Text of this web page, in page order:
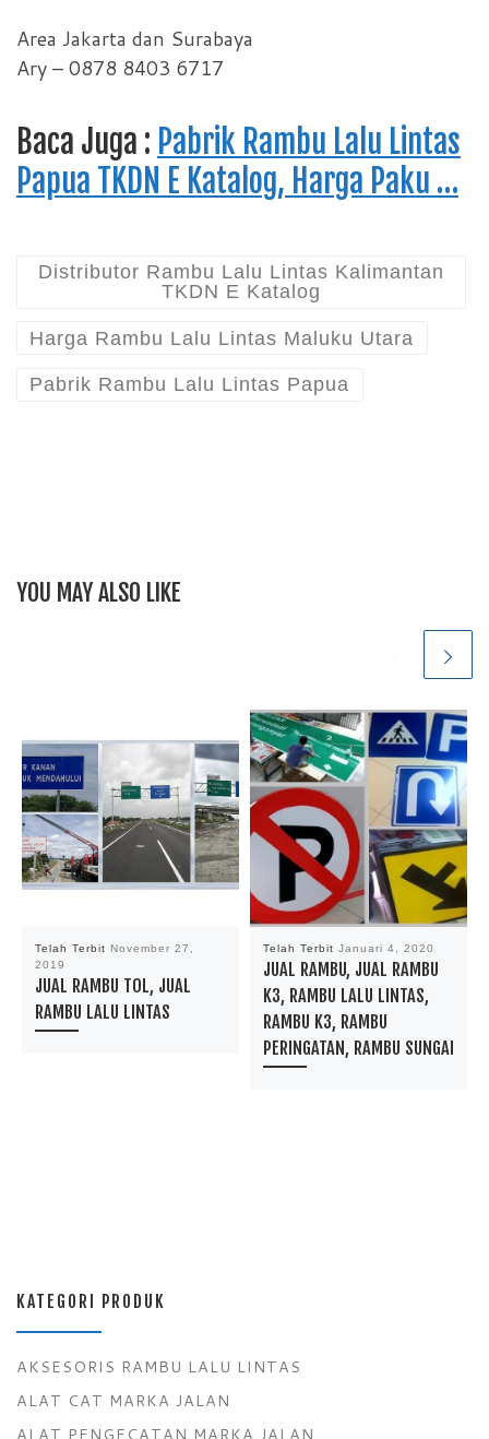
Area Jakarta dan Surabaya
Ary – 0878 8403 6717
Baca Juga : Pabrik Rambu Lalu Lintas
Papua TKDN E Katalog, Harga Paku …
Distributor Rambu Lalu Lintas Kalimantan
TKDN E Katalog
Harga Rambu Lalu Lintas Maluku Utara
Pabrik Rambu Lalu Lintas Papua
YOU MAY ALSO LIKE
Telah Terbit November 27,
2019
JUAL RAMBU TOL, JUAL
RAMBU LALU LINTAS
Telah Terbit Januari 4, 2020
JUAL RAMBU, JUAL RAMBU
K3, RAMBU LALU LINTAS,
RAMBU K3, RAMBU
PERINGATAN, RAMBU SUNGAI
KATEGORI PRODUK
AKSESORIS RAMBU LALU LINTAS
ALAT CAT MARKA JALAN
ALAT PENGECATAN MARKA JALAN